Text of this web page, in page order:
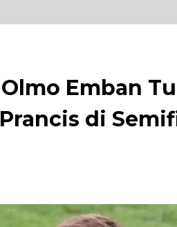
Emban
di